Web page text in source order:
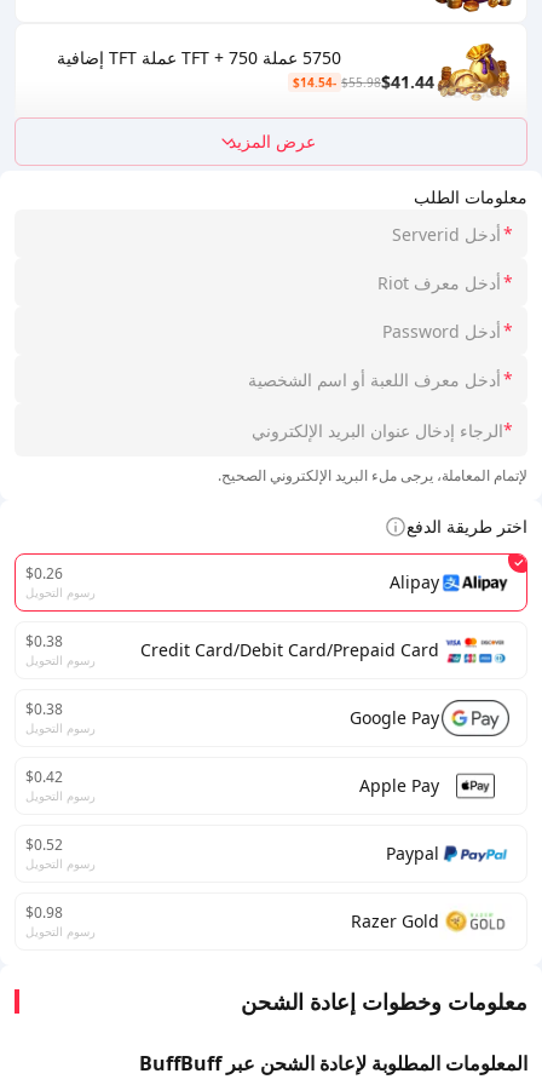
معلومات الطلب
*
*
*
*
*
لإتمام المعاملة، يرجى ملء البريد الإلكتروني الصحيح.
اختر طريقة الدفع
Alipay
$0.26
رسوم التحويل
Credit Card/Debit Card/Prepaid Card
$0.38
رسوم التحويل
Google Pay
$0.38
رسوم التحويل
Apple Pay
$0.42
رسوم التحويل
Paypal
$0.52
رسوم التحويل
Razer Gold
$0.98
رسوم التحويل
5750 عملة TFT + 750 عملة TFT إضافية
$41.44
$55.98
-$14.54
عرض المزيد
معلومات وخطوات إعادة الشحن
المعلومات المطلوبة لإعادة الشحن عبر BuffBuff